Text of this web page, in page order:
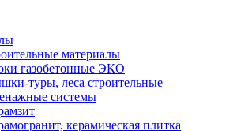
материалы
газобетонные ЭКО
туры, леса строительные
системы
керамическая плитка